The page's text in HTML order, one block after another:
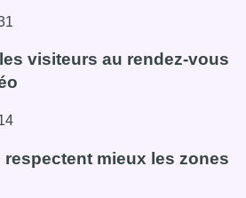
un coup de pub inattendu grâce
visiteurs au rendez-vous
Midi: les visiteurs au rendez-vous
mieux les zones